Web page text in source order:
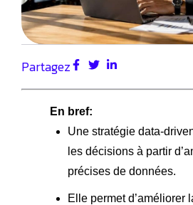
Partagez
En bref:
Une stratégie data-
les décisions à partir
précises de données.
Elle permet d’améliorer